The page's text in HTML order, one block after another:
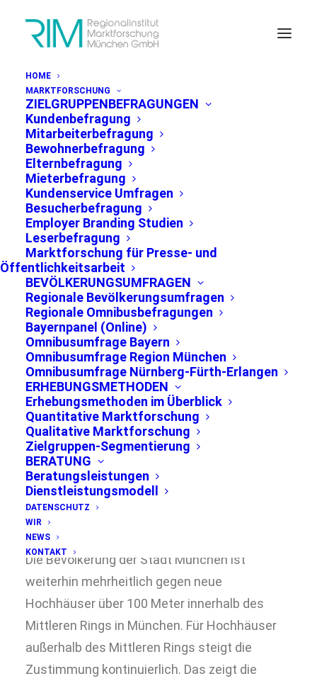
HOME
MARKTFORSCHUNG
ZIELGRUPPENBEFRAGUNGEN
Kundenbefragung
Mitarbeiterbefragung
Bewohnerbefragung
Elternbefragung
Mieterbefragung
Kundenservice Umfragen
Besucherbefragung
Employer Branding Studien
Leserbefragung
Marktforschung für Presse- und
Öffentlichkeitsarbeit
BEVÖLKERUNGSUMFRAGEN
Regionale Bevölkerungsumfragen
Regionale Omnibusbefragungen
Bayernpanel (Online)
Omnibusumfrage Bayern
Omnibusumfrage Region München
Omnibusumfrage Nürnberg-Fürth-Erlangen
ERHEBUNGSMETHODEN
Erhebungsmethoden im Überblick
Quantitative Marktforschung
Qualitative Marktforschung
Zielgruppen-Segmentierung
BERATUNG
Beratungsleistungen
Dienstleistungsmodell
DATENSCHUTZ
WIR
NEWS
KONTAKT
PRESSEMITTEILUNG MÜNCHEN, 15.11.2019
Bevölkerung immer
offener für Hochhäuser in
der Stadt München
Pressemitteilung – Ergebnisse der
bevölkerungsrepräsentativen
Herbstumfrage 2019 in der Stadt München
München, 15.11.2019
Die Bevölkerung der Stadt München ist
weiterhin mehrheitlich gegen neue
Hochhäuser über 100 Meter innerhalb des
Mittleren Rings in München. Für Hochhäuser
außerhalb des Mittleren Rings steigt die
Zustimmung kontinuierlich. Das zeigt die